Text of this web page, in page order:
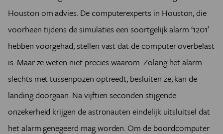
Houston om advies. De computerexperts in Houston, die
voorheen tijdens de simulaties een soortgelijk alarm ‘1201’
hebben voorgehad, stellen vast dat de computer overbelast
is. Maar ze weten niet precies waarom. Zolang het alarm
slechts met tussenpozen optreedt, besluiten ze, kan de
landing doorgaan. Na vijftien seconden stijgende
onzekerheid krijgen de astronauten eindelijk uitsluitsel dat
het alarm genegeerd mag worden. Om de boordcomputer